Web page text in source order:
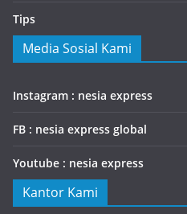
Tips
Media Sosial Kami
Instagram : nesia express
FB : nesia express global
Youtube : nesia express
Kantor Kami